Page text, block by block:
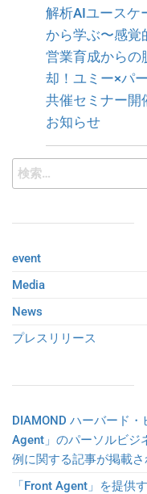
解析AIユースケ
から学ぶ〜感覚
営業育成からの
却！ユミー×パ
共催セミナー開
お知らせ
event
Media
News
プレスリリース
DIAMOND ハーバード
Agent」のパーソルビジ
例に関する記事が掲載さ
「Front Agent」を提供